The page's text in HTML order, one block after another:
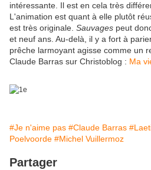
intéressante. Il est en cela très
L'animation est quant à elle plutôt
est très originale. Sauvages peut
et neuf ans. Au-delà, il y a fort à
prêche larmoyant agisse comme un
Claude Barras sur Christoblog : Ma
#Je n'aime pas #Claude Barras
Poelvoorde #Michel Vuillermoz
Partager